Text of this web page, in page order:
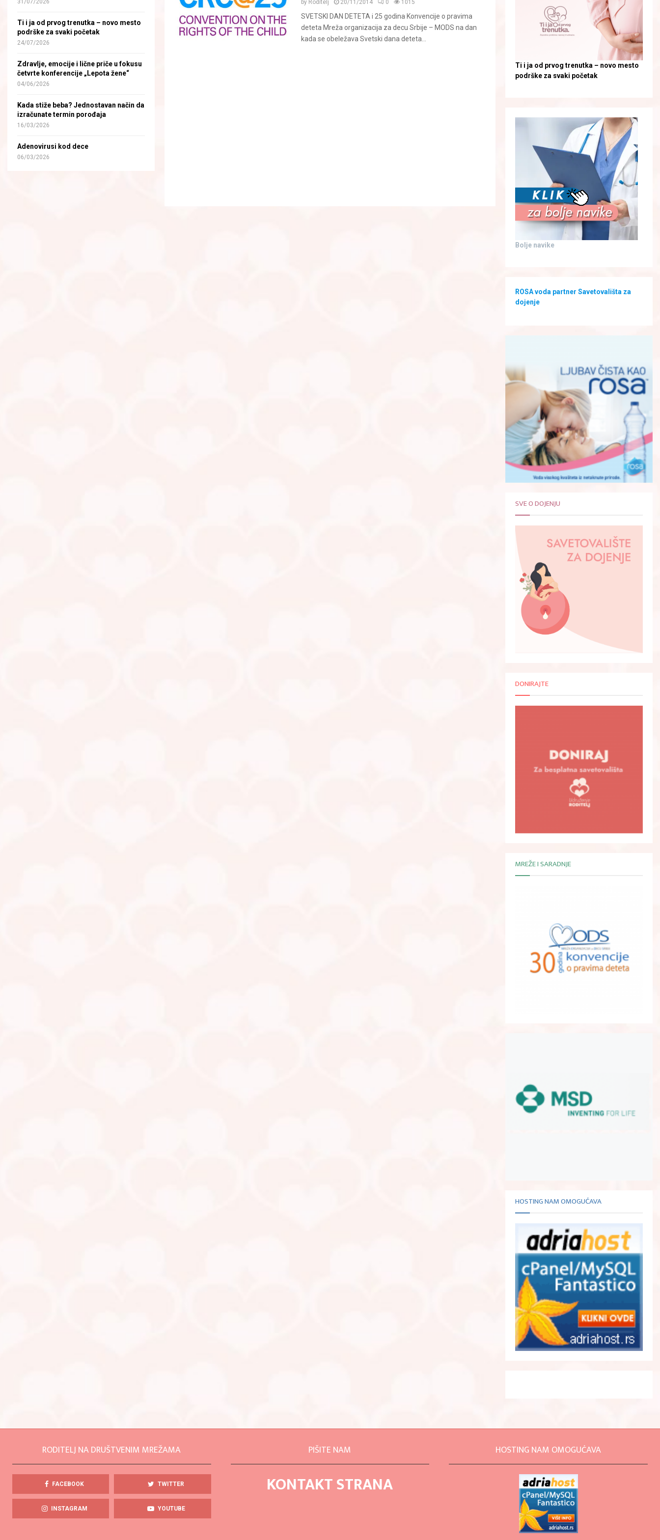
by Roditelj 20/11/2014 0 1015
SVETSKI DAN DETETA i 25 godina Konvencije o pravima
deteta Mreža organizacija za decu Srbije – MODS na dan
kada se obeležava Svetski dana deteta...
31/07/2026
Ti i ja od prvog trenutka – novo mesto
podrške za svaki početak
24/07/2026
Zdravlje, emocije i lične priče u fokusu
četvrte konferencije „Lepota žene“
04/06/2026
Kada stiže beba? Jednostavan način da
izračunate termin porođaja
16/03/2026
Adenovirusi kod dece
06/03/2026
Ti i ja od prvog trenutka – novo mesto
podrške za svaki početak
Bolje navike
ROSA voda partner Savetovališta za
dojenje
SVE O DOJENJU
DONIRAJTE
MREŽE I SARADNJE
HOSTING NAM OMOGUĆAVA
RODITELJ NA DRUŠTVENIM MREŽAMA
FACEBOOK TWITTER
INSTAGRAM YOUTUBE
PIŠITE NAM
KONTAKT STRANA
HOSTING NAM OMOGUĆAVA